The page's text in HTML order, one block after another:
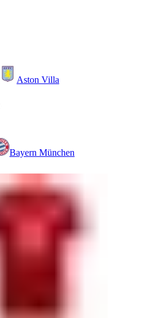
Aston Villa
Bayern München